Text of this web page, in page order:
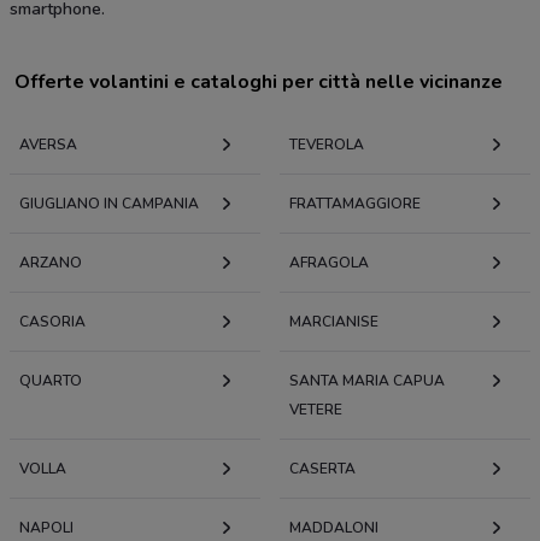
smartphone.
Offerte volantini e cataloghi per città nelle vicinanze
AVERSA TEVEROLA
GIUGLIANO IN CAMPANIA FRATTAMAGGIORE
ARZANO AFRAGOLA
CASORIA MARCIANISE
QUARTO
SANTA MARIA CAPUA
VETERE
VOLLA CASERTA
NAPOLI MADDALONI